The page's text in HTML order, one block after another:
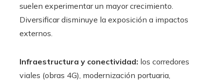
suelen experimentar un mayor crecimiento.
Diversificar disminuye la exposición a impactos
externos.
Infraestructura y conectividad: los corredores
viales (obras 4G), modernización portuaria,